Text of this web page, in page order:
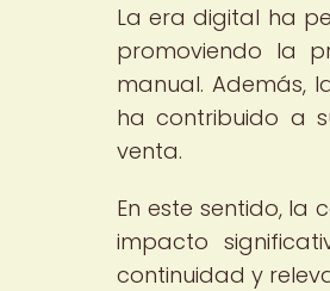
La era digital ha
promoviendo la
manual. Además,
ha contribuido a
venta.
En este sentido,
impacto
continuidad y